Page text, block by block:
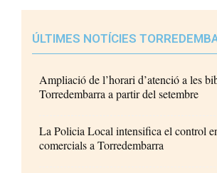
ÚLTIMES NOTÍCIES
Ampliació de l’horari d’atenció a les
Torredembarra a partir del setembre
La Policia Local intensifica el control
comercials a Torredembarra